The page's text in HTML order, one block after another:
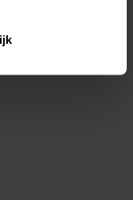
instellen welke